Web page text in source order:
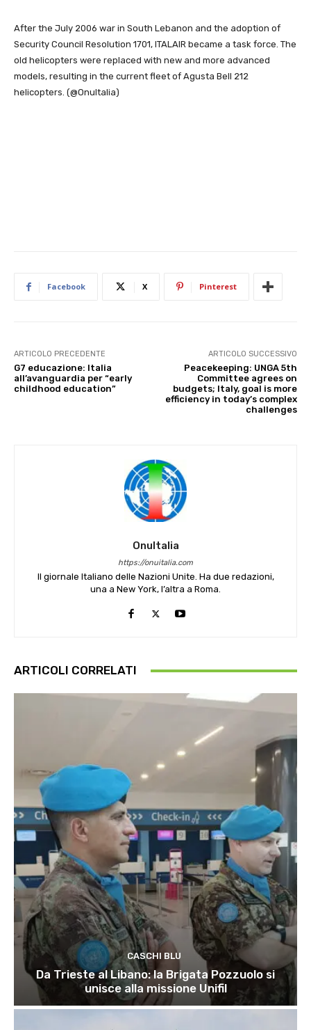
After the July 2006 war in South Lebanon and the adoption of
Security Council Resolution 1701, ITALAIR became a task force. The
old helicopters were replaced with new and more advanced
models, resulting in the current fleet of Agusta Bell 212
helicopters. (@OnuItalia)
Facebook X Pinterest
ARTICOLO PRECEDENTE
G7 educazione: Italia
all’avanguardia per “early
childhood education”
ARTICOLO SUCCESSIVO
Peacekeeping: UNGA 5th
Committee agrees on
budgets; Italy, goal is more
efficiency in today’s complex
challenges
OnuItalia
https://onuitalia.com
Il giornale Italiano delle Nazioni Unite. Ha due redazioni,
una a New York, l’altra a Roma.
ARTICOLI CORRELATI
CASCHI BLU
Da Trieste al Libano: la Brigata Pozzuolo si
unisce alla missione Unifil